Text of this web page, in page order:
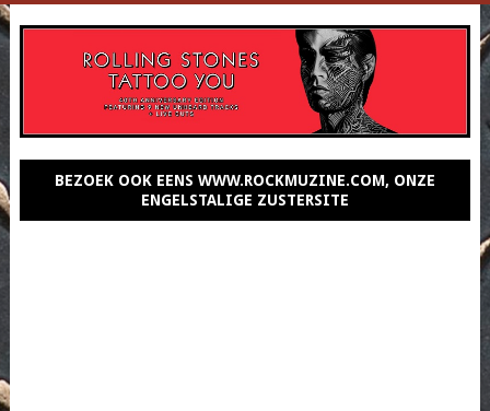
BEZOEK OOK EENS WWW.ROCKMUZINE.COM, ONZE
ENGELSTALIGE ZUSTERSITE